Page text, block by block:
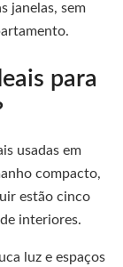
janelas, sem
para
usadas em
compacto,
estão cinco
interiores.
luz e espaços